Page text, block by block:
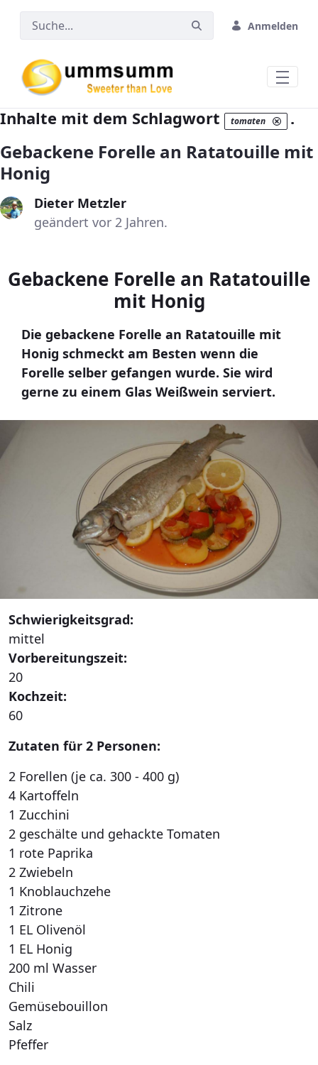
Zum Hauptinhalt springen
Anmelden
Inhalte mit dem Schlagwort tomaten .
Gebackene Forelle an Ratatouille mit
Honig
Dieter Metzler
geändert vor 2 Jahren.
Gebackene Forelle an Ratatouille
mit Honig
Die gebackene Forelle an Ratatouille mit
Honig schmeckt am Besten wenn die
Forelle selber gefangen wurde. Sie wird
gerne zu einem Glas Weißwein serviert.
Schwierigkeitsgrad:
mittel
Vorbereitungszeit:
20
Kochzeit:
60
Zutaten für 2 Personen:
2 Forellen (je ca. 300 - 400 g)
4 Kartoffeln
1 Zucchini
2 geschälte und gehackte Tomaten
1 rote Paprika
2 Zwiebeln
1 Knoblauchzehe
1 Zitrone
1 EL Olivenöl
1 EL Honig
200 ml Wasser
Chili
Gemüsebouillon
Salz
Pfeffer